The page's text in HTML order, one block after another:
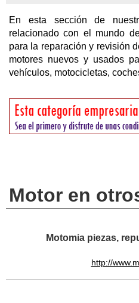
En esta sección de
relacionado con el mundo
para la reparación y revisión
motores nuevos y usados
vehículos, motocicletas,
Motor en
Motomia piezas,
http://